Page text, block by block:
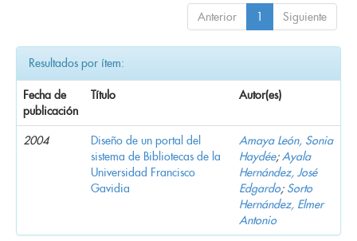
Anterior 1 Siguiente
Resultados por ítem:
Fecha de
publicación
Título Autor(es)
2004
Diseño de un portal del
sistema de Bibliotecas de la
Universidad Francisco
Gavidia
Amaya León, Sonia
Haydée; Ayala
Hernández, José
Edgardo; Sorto
Hernández, Elmer
Antonio